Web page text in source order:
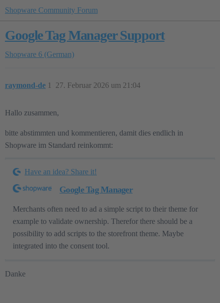
Shopware Community Forum
Google Tag Manager Support
Shopware 6 (German)
raymond-de 27. Februar 2026 um 21:04
1
Hallo zusammen,
bitte abstimmten und kommentieren, damit dies endlich in
Shopware im Standard reinkommt:
Have an idea? Share it!
Google Tag Manager
Merchants often need to ad a simple script to their theme for
example to validate ownership. Therefor there should be a
possibility to add scripts to the storefront theme. Maybe
integrated into the consent tool.
Danke